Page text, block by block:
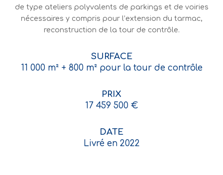
de type ateliers polyvalents de parkings et de voiries
nécessaires y compris pour l’extension du tarmac,
reconstruction de la tour de contrôle.
SURFACE
11 000 m² + 800 m² pour la tour de contrôle
PRIX
17 459 500 €
DATE
Livré en 2022